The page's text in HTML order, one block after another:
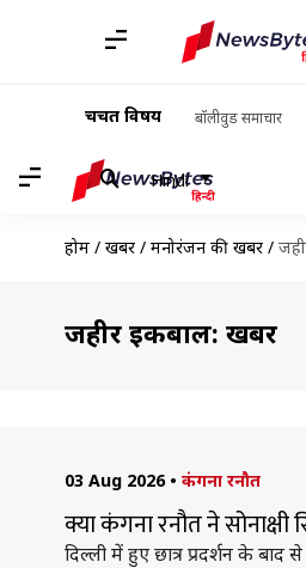
चर्चित विषय बॉलीवुड समाचार
Hindi
होम / खबरें / मनोरंजन की खबरें /
जहीर इकबाल: खबरें
03 Aug 2026 • कंगना रनौत
क्या कंगना रनौत ने
दिल्ली में हुए छात्र प्रदर्शन के